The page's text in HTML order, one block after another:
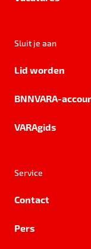
Sluit je aan
Lid worden
BNNVARA-
VARAgids
Service
Contact
Pers